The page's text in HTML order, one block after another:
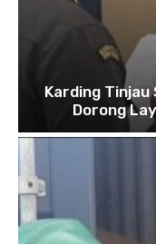
Karding Tinjau
Dorong